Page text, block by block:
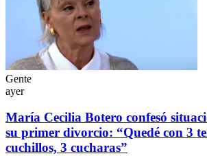
Gente
ayer
María Cecilia Botero confesó
su primer divorcio: “Quedé con 3
cuchillos, 3 cucharas”